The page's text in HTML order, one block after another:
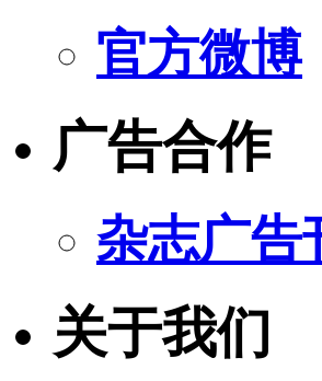
官方微博
广告合作
杂志广告
关于我们